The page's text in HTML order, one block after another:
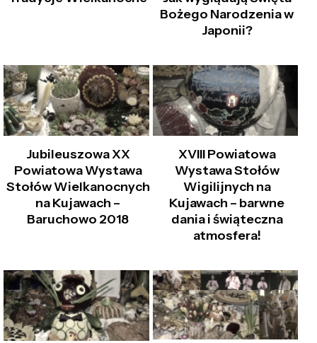
Bożego Narodzenia w
Japonii?
Jubileuszowa XX
Powiatowa Wystawa
Stołów Wielkanocnych
na Kujawach –
Baruchowo 2018
XVIII Powiatowa
Wystawa Stołów
Wigilijnych na
Kujawach – barwne
dania i świąteczna
atmosfera!